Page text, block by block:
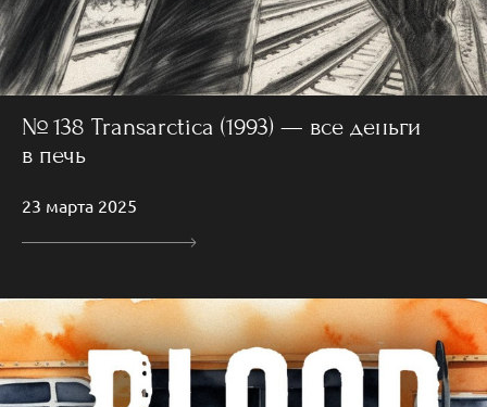
№ 138 Transarctica (1993) — все деньги
в печь
23 марта 2025